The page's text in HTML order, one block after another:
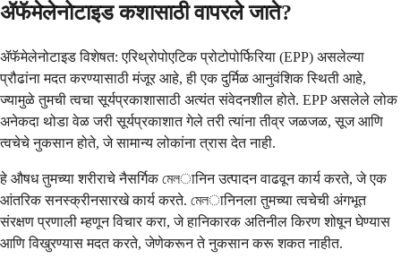
ॲफॅमेलेनोटाइड कशासाठी वापरले जाते?
ॲफॅमेलेनोटाइड विशेषत: एरिथ्रोपोएटिक प्रोटोपोर्फिरिया (EPP) असलेल्या
प्रौढांना मदत करण्यासाठी मंजूर आहे, ही एक दुर्मिळ आनुवंशिक स्थिती आहे,
ज्यामुळे तुमची त्वचा सूर्यप्रकाशासाठी अत्यंत संवेदनशील होते. EPP असलेले लोक
अनेकदा थोडा वेळ जरी सूर्यप्रकाशात गेले तरी त्यांना तीव्र जळजळ, सूज आणि
त्वचेचे नुकसान होते, जे सामान्य लोकांना त्रास देत नाही.
हे औषध तुमच्या शरीराचे नैसर्गिक মেলानिन उत्पादन वाढवून कार्य करते, जे एक
आंतरिक सनस्क्रीनसारखे कार्य करते. মেলानिनला तुमच्या त्वचेची अंगभूत
संरक्षण प्रणाली म्हणून विचार करा, जे हानिकारक अतिनील किरण शोषून घेण्यास
आणि विखुरण्यास मदत करते, जेणेकरून ते नुकसान करू शकत नाहीत.